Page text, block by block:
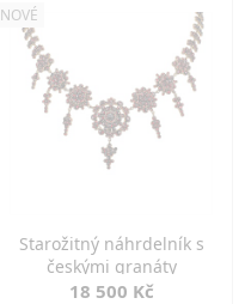
NOVÉ
Starožitný náhrdelník s
českými granáty
18 500 Kč